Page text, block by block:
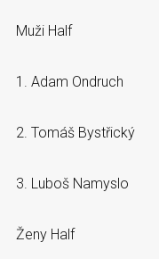
Muži Half
1. Adam Ondruch
2. Tomáš Bystřický
3. Luboš Namyslo
Ženy Half